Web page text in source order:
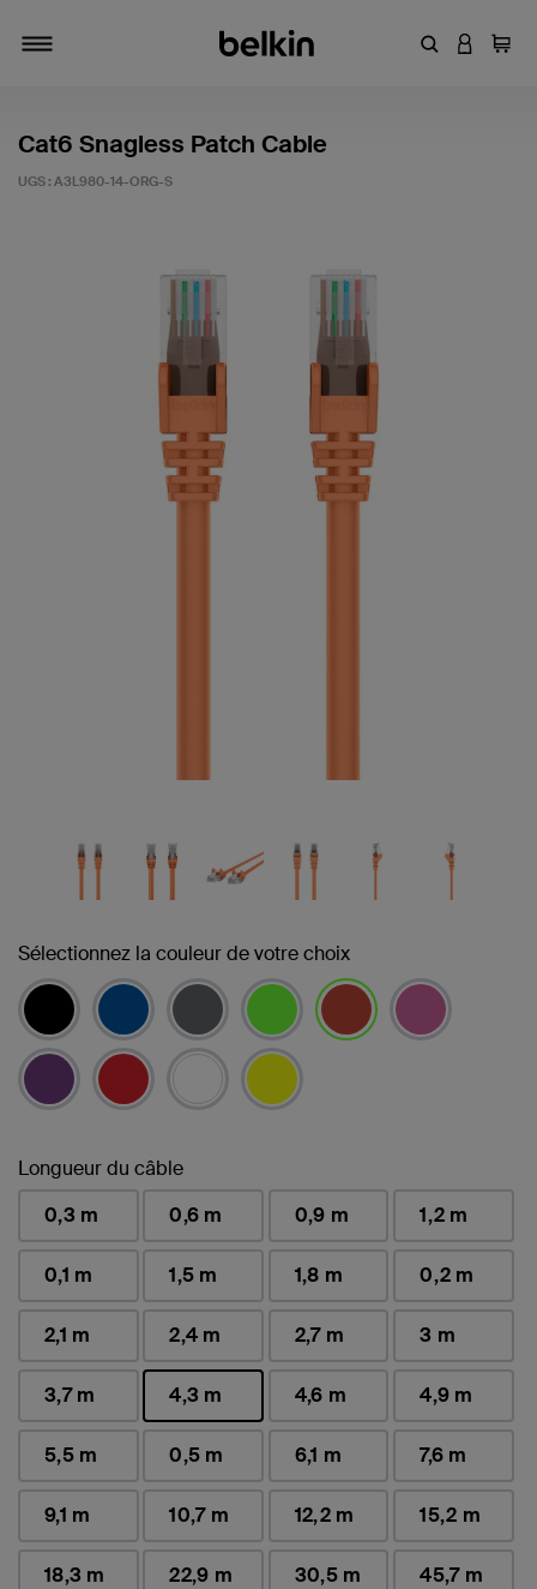
Entrez un
Cat6 Snagless Patch Cable
UGS : A3L980-14-ORG-S
Sélectionnez la couleur de votre choix
Longueur du câble
0,3 m
0,6 m 0,9 m 1,2 m
0,1 m 1,5 m 1,8 m 0,2 m
2,1 m 2,4 m 2,7 m 3 m
3,7 m
4,3 m
sélectionné(s)
4,6 m 4,9 m
5,5 m 0,5 m 6,1 m 7,6 m
9,1 m 10,7 m 12,2 m 15,2 m
18,3 m 22,9 m 30,5 m 45,7 m